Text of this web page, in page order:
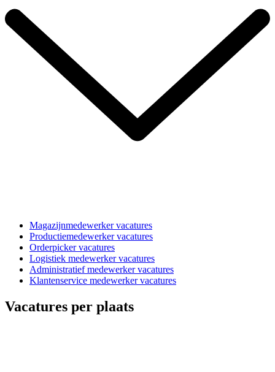
Magazijnmedewerker vacatures
Productiemedewerker vacatures
Orderpicker vacatures
Logistiek medewerker vacatures
Administratief medewerker vacatures
Klantenservice medewerker vacatures
Vacatures per plaats